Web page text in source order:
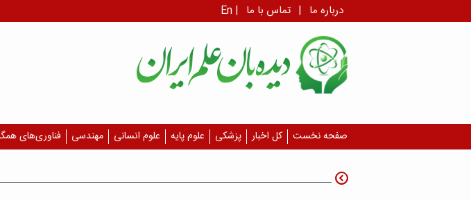
En | درباره ما | تماس با ما
صفحه نخست کل اخبار پزشکی علوم پایه علوم انسانی مهندسی فناوری‌های